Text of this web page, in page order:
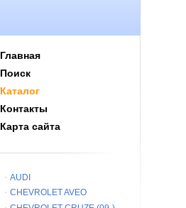
Главная
Поиск
Каталог
Контакты
Карта сайта
AUDI
CHEVROLET AVEO